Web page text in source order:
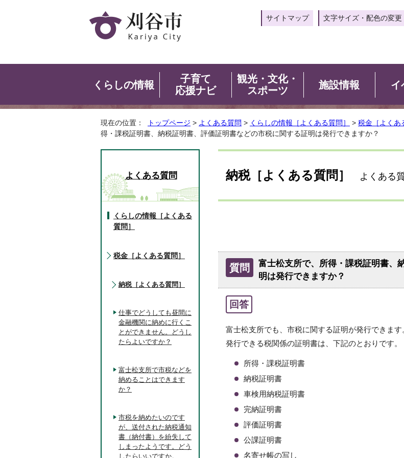
サイトマップ 文字サイズ・配色の変更
くらしの情報
子育て
応援ナビ
観光・文化・
スポーツ
施設情報 イ
現在の位置： トップページ > よくある質問 > くらしの情報［よくある質問］ > 税金［よくあ
得・課税証明書、納税証明書、評価証明書などの市税に関する証明は発行できますか？
納税［よくある質問］ よくある
質問
富士松支所で、所得・課税証明書、
明は発行できますか？
回答
富士松支所でも、市税に関する証明が発行できます
発行できる税関係の証明書は、下記のとおりです。
所得・課税証明書
納税証明書
車検用納税証明書
完納証明書
評価証明書
公課証明書
名寄せ帳の写し
よくある質問
くらしの情報［よくある
質問］
税金［よくある質問］
納税［よくある質問］
仕事でどうしても昼間に
金融機関に納めに行くこ
とができません。どうし
たらよいですか？
富士松支所で市税などを
納めることはできます
か？
市税を納めたいのです
が、送付された納税通知
書（納付書）を紛失して
しまったようです。どう
したらいいですか。